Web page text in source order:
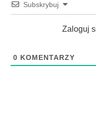
Subskrybuj
Zaloguj
0 KOMENTARZY